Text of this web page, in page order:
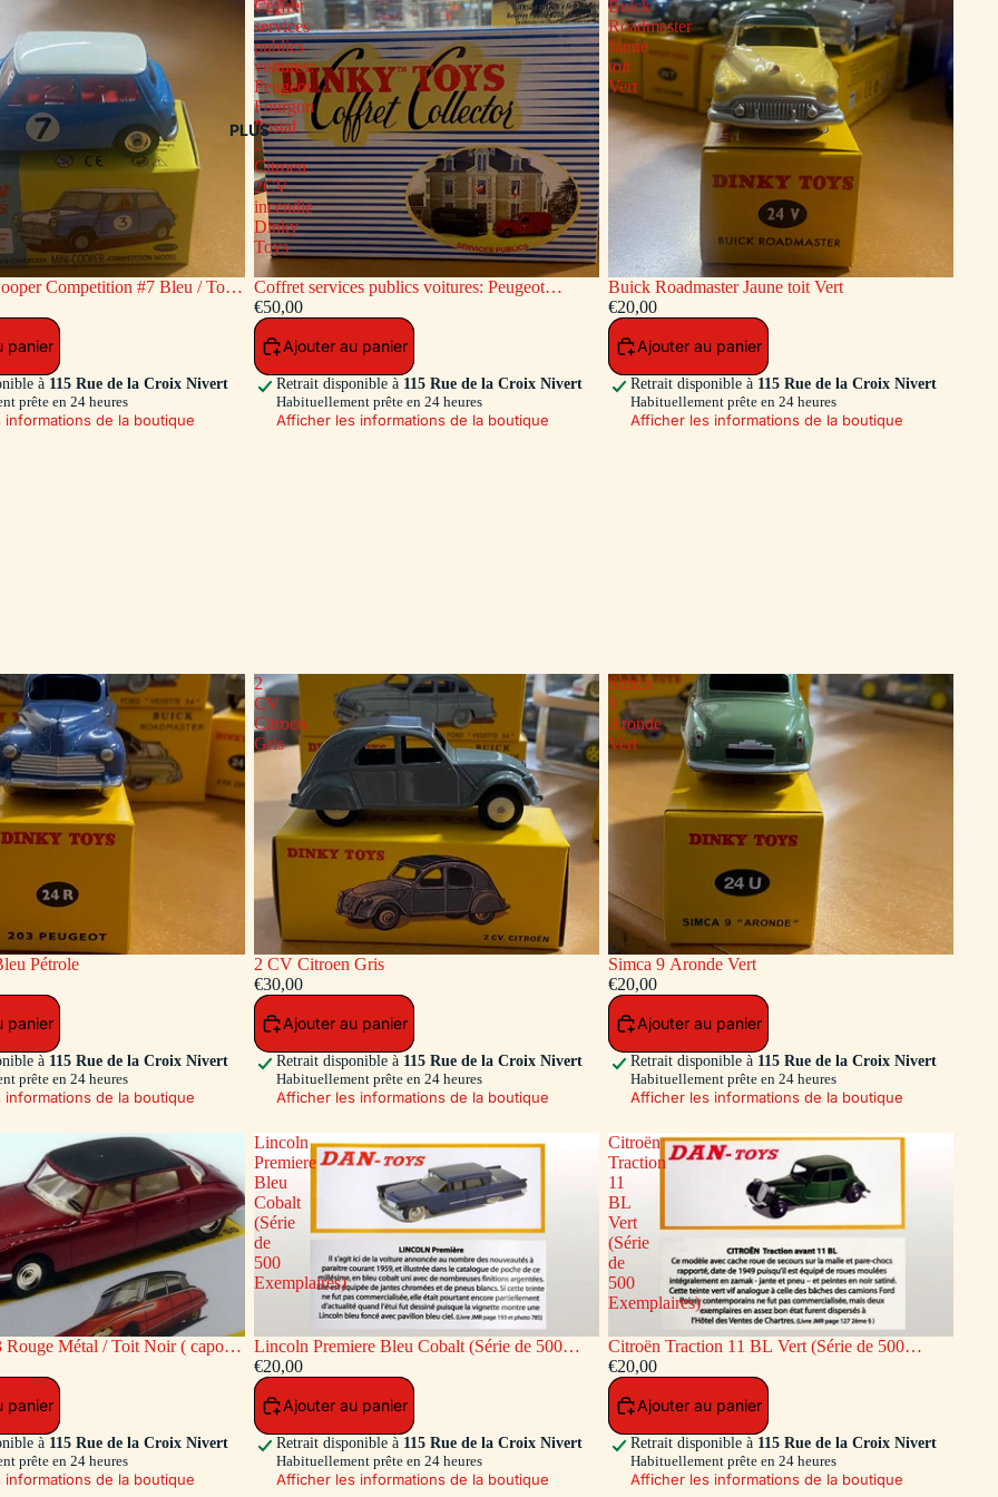
PLUS
Competition #7 Bleu / Toit
panier
à 115 Rue de la Croix Nivert
prête en 24 heures
de la boutique
Coffret
services
publics
voitures:
Peugeot
Fourgon
Postal
-
Citroen
2CV
incendie
Dinky
Toys
Coffret services publics voitures: Peugeot
Fourgon Postal - Citroen 2CV incendie Dinky
Toys
€50,00
Ajouter au panier
Retrait disponible à 115 Rue de la Croix Nivert
Habituellement prête en 24 heures
Afficher les informations de la boutique
Buick
Roadmaster
Jaune
toit
Vert
Buick Roadmaster Jaune toit Vert
€20,00
Ajouter au panier
Retrait disponible à 115 Rue de la Croix Nivert
Habituellement prête en 24 heures
Afficher les informations de la boutique
Pétrole
panier
à 115 Rue de la Croix Nivert
prête en 24 heures
de la boutique
2
CV
Citroen
Gris
2 CV Citroen Gris
€30,00
Ajouter au panier
Retrait disponible à 115 Rue de la Croix Nivert
Habituellement prête en 24 heures
Afficher les informations de la boutique
Simca
9
Aronde
Vert
Simca 9 Aronde Vert
€20,00
Ajouter au panier
Retrait disponible à 115 Rue de la Croix Nivert
Habituellement prête en 24 heures
Afficher les informations de la boutique
Rouge Métal / Toit Noir ( capot
ouvrants)
panier
à 115 Rue de la Croix Nivert
prête en 24 heures
de la boutique
Lincoln
Premiere
Bleu
Cobalt
(Série
de
500
Exemplaires)
Lincoln Premiere Bleu Cobalt (Série de 500
Exemplaires)
€20,00
Ajouter au panier
Retrait disponible à 115 Rue de la Croix Nivert
Habituellement prête en 24 heures
Afficher les informations de la boutique
Citroën
Traction
11
BL
Vert
(Série
de
500
Exemplaires)
Citroën Traction 11 BL Vert (Série de 500
Exemplaires)
€20,00
Ajouter au panier
Retrait disponible à 115 Rue de la Croix Nivert
Habituellement prête en 24 heures
Afficher les informations de la boutique